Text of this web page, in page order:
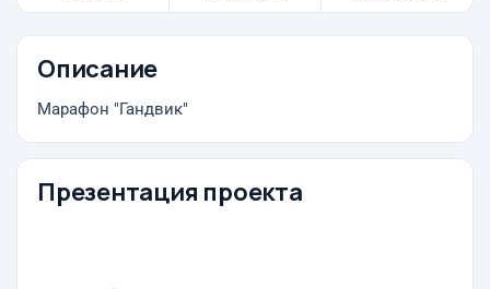
Описание
Марафон "Гандвик"
Презентация проекта